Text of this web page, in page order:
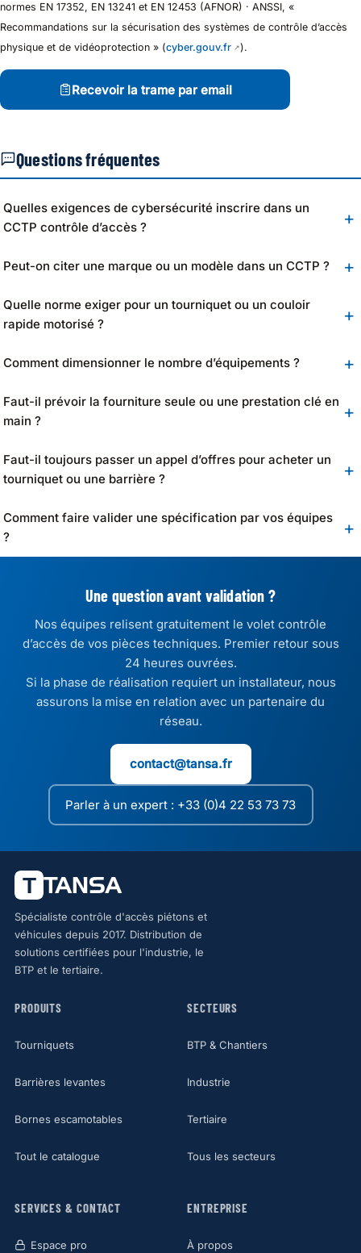
normes EN 17352, EN 13241 et EN 12453 (AFNOR) · ANSSI, «
Recommandations sur la sécurisation des systèmes de contrôle d’accès
physique et de vidéoprotection » (cyber.gouv.fr ).
Recevoir la trame par email
Questions fréquentes
Quelles exigences de cybersécurité inscrire dans un
CCTP contrôle d’accès ?
Peut-on citer une marque ou un modèle dans un CCTP ?
Quelle norme exiger pour un tourniquet ou un couloir
rapide motorisé ?
Comment dimensionner le nombre d’équipements ?
Faut-il prévoir la fourniture seule ou une prestation clé en
main ?
Faut-il toujours passer un appel d’offres pour acheter un
tourniquet ou une barrière ?
Comment faire valider une spécification par vos équipes
?
Une question avant validation ?
Nos équipes relisent gratuitement le volet contrôle
d’accès de vos pièces techniques. Premier retour sous
24 heures ouvrées.
Si la phase de réalisation requiert un installateur, nous
assurons la mise en relation avec un partenaire du
réseau.
contact@tansa.fr
Parler à un expert : +33 (0)4 22 53 73 73
Spécialiste contrôle d'accès piétons et
véhicules depuis 2017. Distribution de
solutions certifiées pour l'industrie, le
BTP et le tertiaire.
PRODUITS
Tourniquets
Barrières levantes
Bornes escamotables
Tout le catalogue
SECTEURS
BTP & Chantiers
Industrie
Tertiaire
Tous les secteurs
SERVICES & CONTACT
Espace pro
ENTREPRISE
À propos